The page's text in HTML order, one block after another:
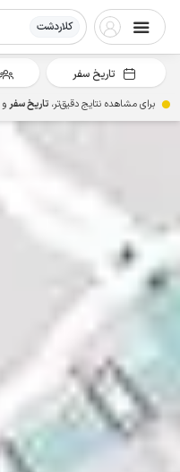
کلاردشت
تاریخ سفر
برای مشاهده نتایج دقیق‌تر، تاریخ سفرو